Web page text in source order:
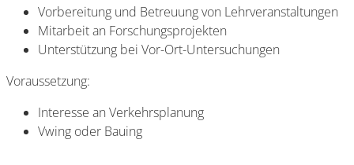
Vorbereitung und Betreuung von Lehrveranstaltungen
Mitarbeit an Forschungsprojekten
Unterstützung bei Vor-Ort-Untersuchungen
Voraussetzung:
Interesse an Verkehrsplanung
Vwing oder Bauing